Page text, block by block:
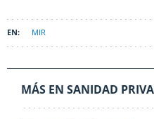
MIR
MÁS EN SANIDAD